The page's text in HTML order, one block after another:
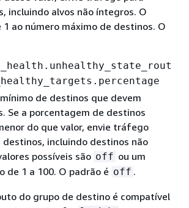
incluindo alvos não íntegros. O
ao número máximo de destinos. O
de destinos que devem
Se a porcentagem de destinos
do que valor, envie tráfego
destinos, incluindo destinos não
possíveis são off ou um
de 1 a 100. O padrão é off .
do grupo de destino é compatível